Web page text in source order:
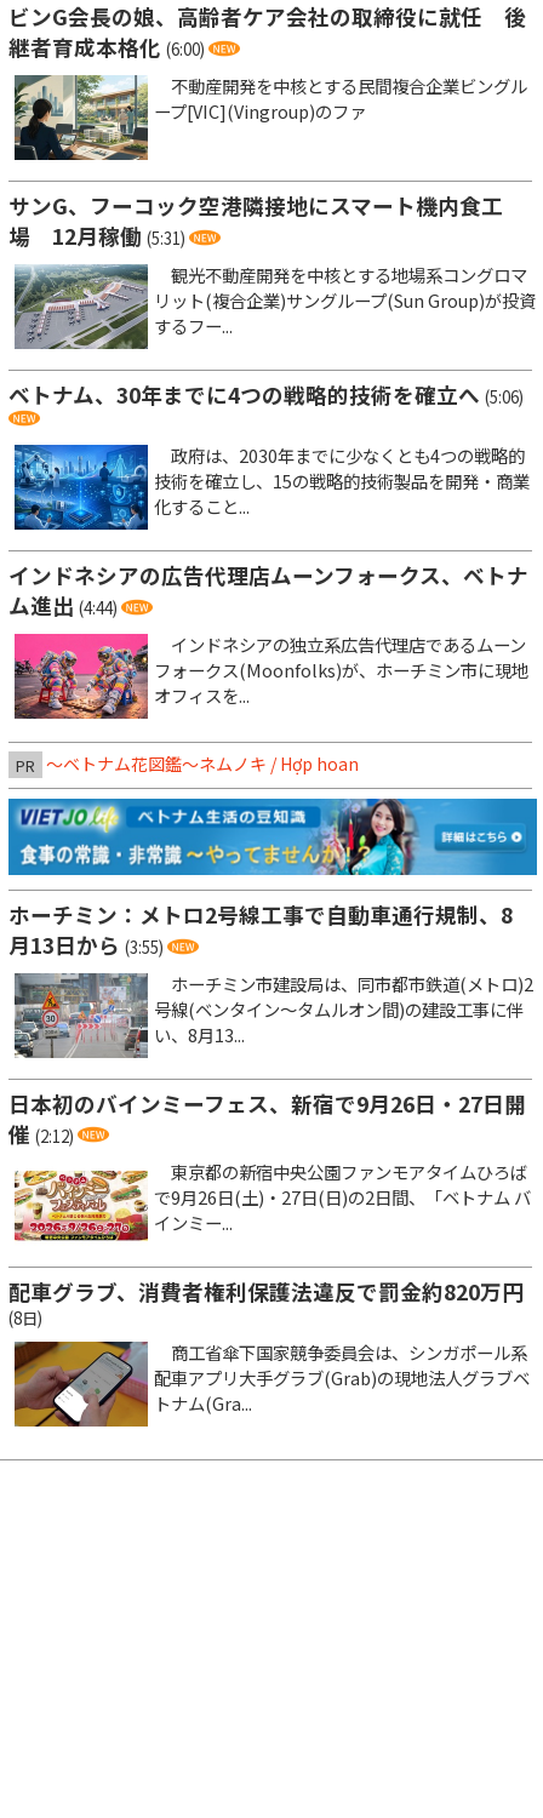
ビンG会長の娘、高齢者ケア会社の取締役に就任 後
継者育成本格化 (6:00)
不動産開発を中核とする民間複合企業ビングル
ープ[VIC](Vingroup)のファ
サンG、フーコック空港隣接地にスマート機内食工
場 12月稼働 (5:31)
観光不動産開発を中核とする地場系コングロマ
リット(複合企業)サングループ(Sun Group)が投資
するフー...
ベトナム、30年までに4つの戦略的技術を確立へ (5:06)
政府は、2030年までに少なくとも4つの戦略的
技術を確立し、15の戦略的技術製品を開発・商業
化すること...
インドネシアの広告代理店ムーンフォークス、ベトナ
ム進出 (4:44)
インドネシアの独立系広告代理店であるムーン
フォークス(Moonfolks)が、ホーチミン市に現地
オフィスを...
PR ～ベトナム花図鑑～ネムノキ / Hợp hoan
ホーチミン：メトロ2号線工事で自動車通行規制、8
月13日から (3:55)
ホーチミン市建設局は、同市都市鉄道(メトロ)2
号線(ベンタイン～タムルオン間)の建設工事に伴
い、8月13...
日本初のバインミーフェス、新宿で9月26日・27日開
催 (2:12)
東京都の新宿中央公園ファンモアタイムひろば
で9月26日(土)・27日(日)の2日間、「ベトナム バ
インミー...
配車グラブ、消費者権利保護法違反で罰金約820万円
(8日)
商工省傘下国家競争委員会は、シンガポール系
配車アプリ大手グラブ(Grab)の現地法人グラブベ
トナム(Gra...